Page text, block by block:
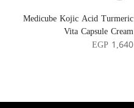
Medicube Kojic Acid Turmeric
Vita Capsule Cream
EGP 1,640